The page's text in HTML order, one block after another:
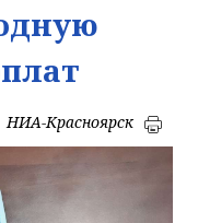
НИА-Красноярск